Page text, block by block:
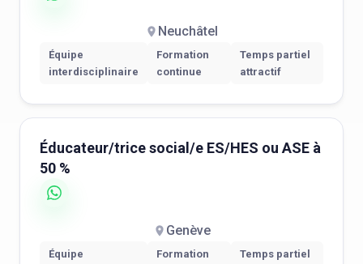
Neuchâtel
Équipe
interdisciplinaire
Formation
continue
Temps partiel
attractif
Éducateur/trice social/e ES/HES ou ASE à
50 %
Genève
Équipe
Formation
Temps partiel